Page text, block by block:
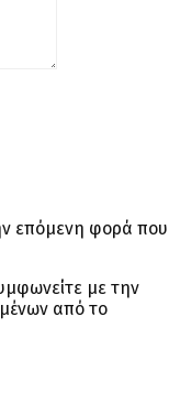
επόμενη φορά που
με την
από το